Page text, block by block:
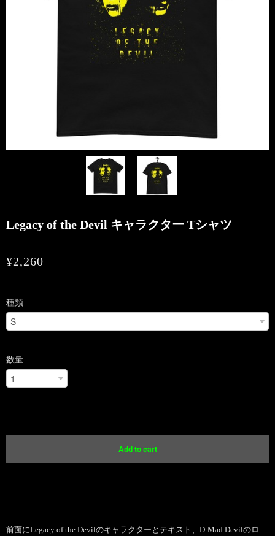
Legacy of the Devil キャラクター Tシャツ
¥2,260
種類
数量
Add to cart
前面にLegacy of the Devilのキャラクターとテキスト、D-Mad Devilのロ